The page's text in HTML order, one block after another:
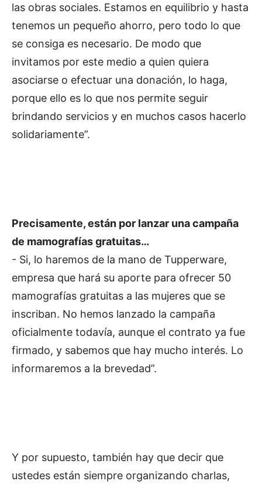
las obras sociales. Estamos en equilibrio y hasta
tenemos un pequeño ahorro, pero todo lo que
se consiga es necesario. De modo que
invitamos por este medio a quien quiera
asociarse o efectuar una donación, lo haga,
porque ello es lo que nos permite seguir
brindando servicios y en muchos casos hacerlo
solidariamente”.
Precisamente, están por lanzar una campaña
de mamografías gratuitas…
- Si, lo haremos de la mano de Tupperware,
empresa que hará su aporte para ofrecer 50
mamografías gratuitas a las mujeres que se
inscriban. No hemos lanzado la campaña
oficialmente todavía, aunque el contrato ya fue
firmado, y sabemos que hay mucho interés. Lo
informaremos a la brevedad”.
Y por supuesto, también hay que decir que
ustedes están siempre organizando charlas,